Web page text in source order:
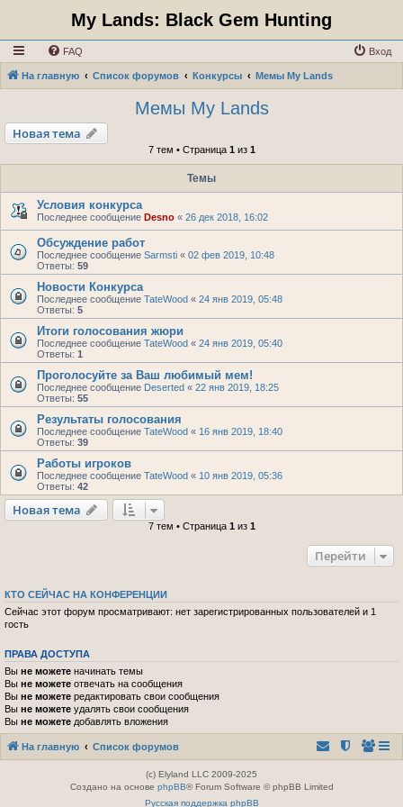
My Lands: Black Gem Hunting
FAQ Вход
На главную Список форумов Конкурсы Мемы My Lands
Мемы My Lands
Новая тема
7 тем • Страница 1из 1
Темы
Условия конкурса
Последнее сообщение Desno « 26 дек 2018, 16:02
Обсуждение работ
Последнее сообщение Sarmsti « 02 фев 2019, 10:48
Ответы: 59
Новости Конкурса
Последнее сообщение TateWood « 24 янв 2019, 05:48
Ответы: 5
Итоги голосования жюри
Последнее сообщение TateWood « 24 янв 2019, 05:40
Ответы: 1
Проголосуйте за Ваш любимый мем!
Последнее сообщение Deserted « 22 янв 2019, 18:25
Ответы: 55
Результаты голосования
Последнее сообщение TateWood « 16 янв 2019, 18:40
Ответы: 39
Работы игроков
Последнее сообщение TateWood « 10 янв 2019, 05:36
Ответы: 42
Новая тема
7 тем • Страница 1из 1
Перейти
КТО СЕЙЧАС НА КОНФЕРЕНЦИИ
Сейчас этот форум просматривают: нет зарегистрированных пользователей и 1
гость
ПРАВА ДОСТУПА
Вы не можете начинать темы
Вы не можете отвечать на сообщения
Вы не можете редактировать свои сообщения
Вы не можете удалять свои сообщения
Вы не можете добавлять вложения
На главную Список форумов
(c) Elyland LLC 2009-2025
Создано на основе phpBB® Forum Software © phpBB Limited
Русская поддержка phpBB